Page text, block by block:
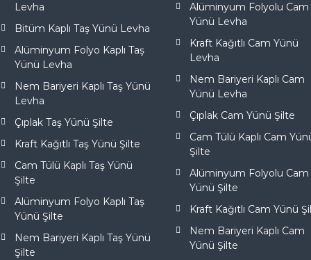
Levha
Bitüm Kaplı Taş Yünü Levha
Alüminyum Folyo Kaplı Taş
Yünü Levha
Nem Bariyeri Kaplı Taş Yünü
Levha
Çıplak Taş Yünü Şilte
Kraft Kağıtlı Taş Yünü Şilte
Cam Tülü Kaplı Taş Yünü
Şilte
Alüminyum Folyo Kaplı Taş
Yünü Şilte
Nem Bariyeri Kaplı Taş Yünü
Şilte
Alüminyum Folyolu Cam
Yünü Levha
Kraft Kağıtlı Cam Yünü
Levha
Nem Bariyeri Kaplı Cam
Yünü Levha
Çıplak Cam Yünü Şilte
Cam Tülü Kaplı Cam
Şilte
Alüminyum Folyolu Cam
Yünü Şilte
Kraft Kağıtlı Cam Yünü
Nem Bariyeri Kaplı Cam
Yünü Şilte